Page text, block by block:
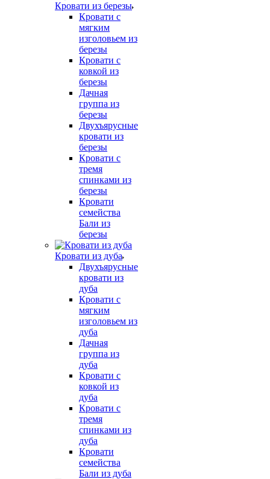
Кровати из березы
Кровати с
мягким
изголовьем из
березы
Кровати с
ковкой из
березы
Дачная
группа из
березы
Двухъярусные
кровати из
березы
Кровати с
тремя
спинками из
березы
Кровати
семейства
Бали из
березы
Кровати из дуба
Двухъярусные
кровати из
дуба
Кровати с
мягким
изголовьем из
дуба
Дачная
группа из
дуба
Кровати с
ковкой из
дуба
Кровати с
тремя
спинками из
дуба
Кровати
семейства
Бали из дуба